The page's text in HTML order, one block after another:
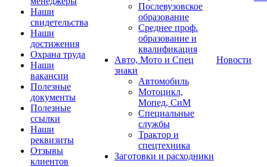
Наши
свидетельства
Наши
достижения
Охрана труда
Наши
вакансии
Полезные
документы
Полезные
ссылки
Наши
реквизиты
Отзывы
клиентов
Послевузовское
образование
Среднее проф.
образование и
квалификация
Авто, Мото и Спец
знаки
Автомобиль
Мотоцикл,
Мопед, СиМ
Специальные
службы
Трактор и
спецтехника
Заготовки и расходники
Новости